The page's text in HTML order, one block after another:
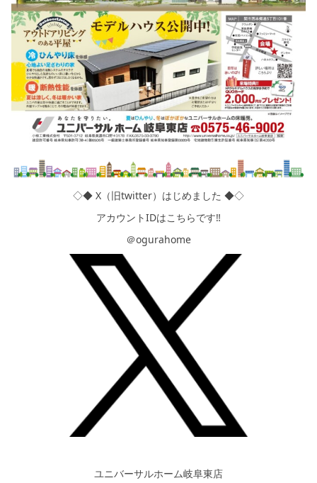
◇◆ X（旧twitter）はじめました ◆◇
アカウントIDはこちらです‼
＠ogurahome
ユニバーサルホーム岐阜東店